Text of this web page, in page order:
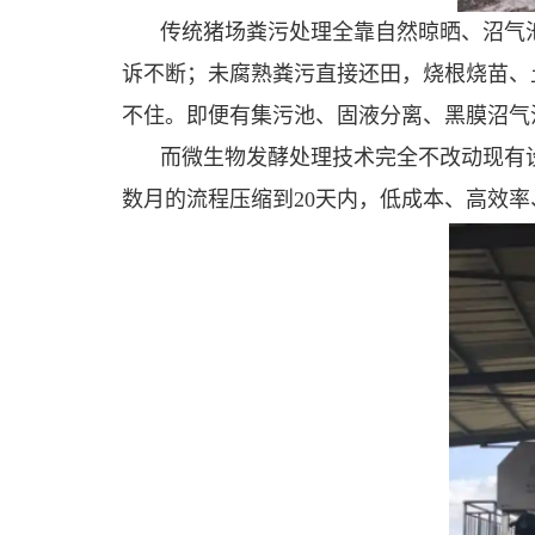
传统猪场粪污处理全靠自然晾晒、沼
诉不断；未腐熟粪污直接还田，烧根烧苗
不住。即便有集污池、固液分离、黑膜沼
而微生物发酵处理技术完全不改动现
数月的流程压缩到20天内，低成本、高效